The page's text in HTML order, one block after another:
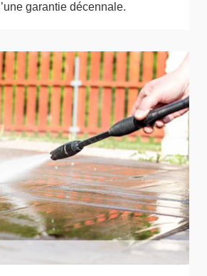
garantie décennale.